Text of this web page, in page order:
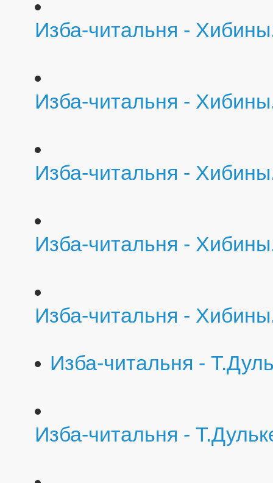
Изба-читальня -
Изба-читальня -
Изба-читальня -
Изба-читальня -
Изба-читальня -
Изба-читальня -
Изба-читальня -